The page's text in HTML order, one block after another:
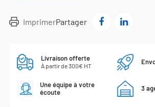
ImprimerPartager
Livraison offerte
À partir de 300€ HT
Une équipe à votre
écoute
3